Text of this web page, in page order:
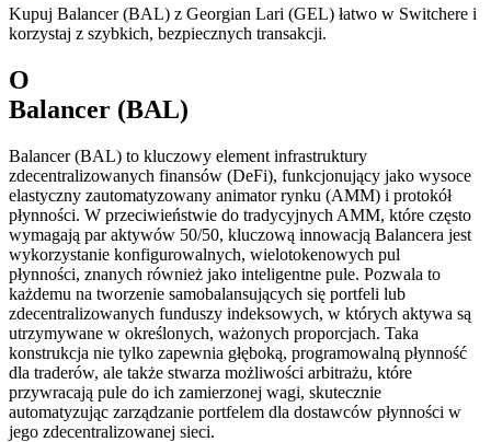
Kupuj Balancer (BAL) z Georgian Lari (GEL) łatwo w Switchere i
korzystaj z szybkich, bezpiecznych transakcji.
O
Balancer (BAL)
Balancer (BAL) to kluczowy element infrastruktury
zdecentralizowanych finansów (DeFi), funkcjonujący jako wysoce
elastyczny zautomatyzowany animator rynku (AMM) i protokół
płynności. W przeciwieństwie do tradycyjnych AMM, które często
wymagają par aktywów 50/50, kluczową innowacją Balancera jest
wykorzystanie konfigurowalnych, wielotokenowych pul
płynności, znanych również jako inteligentne pule. Pozwala to
każdemu na tworzenie samobalansujących się portfeli lub
zdecentralizowanych funduszy indeksowych, w których aktywa są
utrzymywane w określonych, ważonych proporcjach. Taka
konstrukcja nie tylko zapewnia głęboką, programowalną płynność
dla traderów, ale także stwarza możliwości arbitrażu, które
przywracają pule do ich zamierzonej wagi, skutecznie
automatyzując zarządzanie portfelem dla dostawców płynności w
jego zdecentralizowanej sieci.